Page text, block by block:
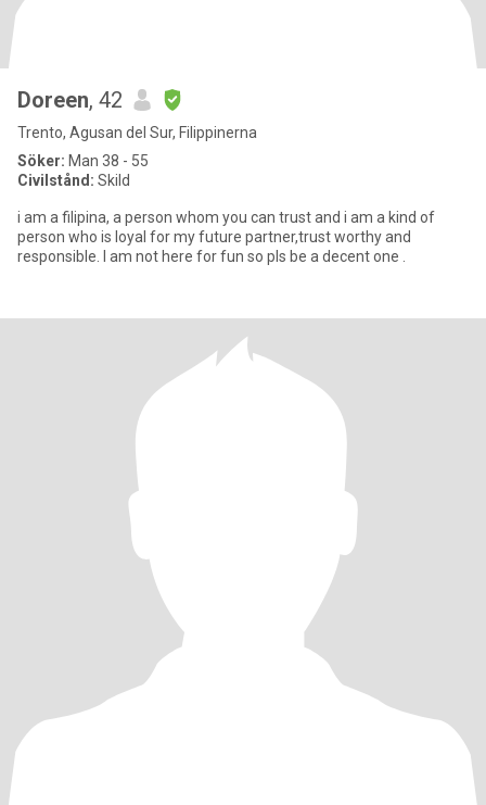
Doreen, 42
Trento, Agusan del Sur, Filippinerna
Söker: Man 38 - 55
Civilstånd: Skild
i am a filipina, a person whom you can trust and i am a kind of
person who is loyal for my future partner,trust worthy and
responsible. I am not here for fun so pls be a decent one .